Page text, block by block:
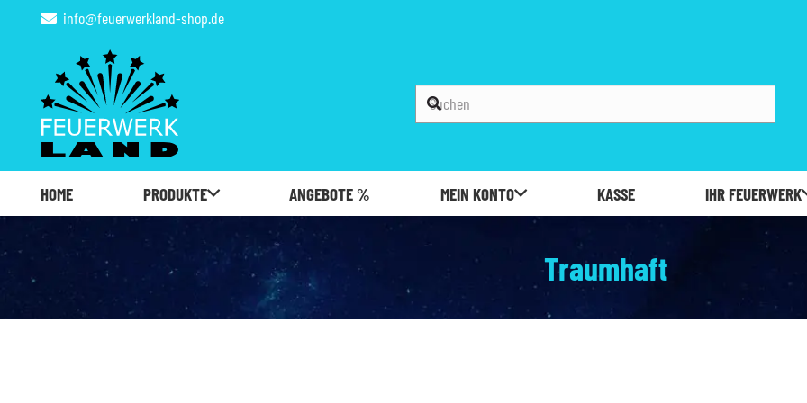
info@feuerwerkland-shop.de
HOME PRODUKTE ANGEBOTE % MEIN KONTO KASSE IHR FEUERWERK
Traumhaft